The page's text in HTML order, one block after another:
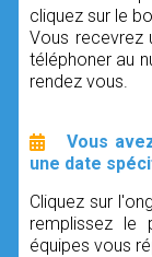
cliquez sur le
Vous recevrez
téléphoner au
rendez vous.
Vous
une date
Cliquez sur
remplissez le
équipes vous